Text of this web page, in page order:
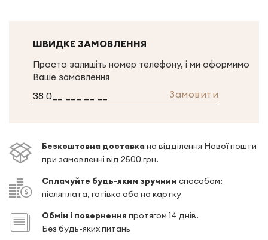
ШВИДКЕ ЗАМОВЛЕННЯ
Просто залишіть номер телефону, і ми оформимо
Ваше замовлення
Замовити
Безкоштовна доставкана відділення Нової пошти
при замовленні від 2500 грн.
Сплачуйте будь-яким зручним способом:
післяплата, готівка або на картку
Обмін і повернення протягом 14 днів.
Без будь-яких питань